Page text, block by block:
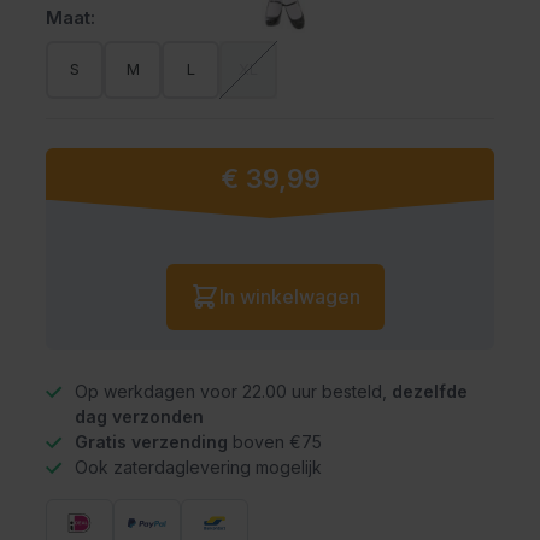
Maat:
S M L XL
Vanaf:
€ 39,99
Aantal
In winkelwagen
Op werkdagen voor 22.00 uur besteld, dezelfde
dag verzonden
Gratis verzending boven €75
Ook zaterdaglevering mogelijk